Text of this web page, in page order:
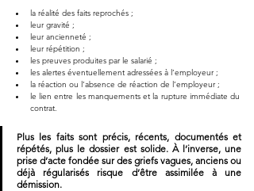
la réalité des faits reprochés ;
leur gravité ;
leur ancienneté ;
leur répétition ;
les preuves produites par le salarié ;
les alertes éventuellement adressées à l’employeur ;
la réaction ou l’absence de réaction de l’employeur ;
le lien entre les manquements et la rupture immédiate du
contrat.
Plus les faits sont précis, récents, documentés et
répétés, plus le dossier est solide. À l’inverse, une
prise d’acte fondée sur des griefs vagues, anciens ou
déjà régularisés risque d’être assimilée à une
démission.